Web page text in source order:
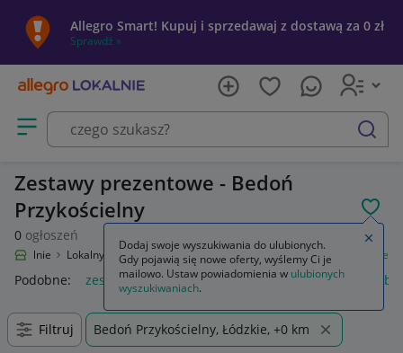
Allegro Smart! Kupuj i sprzedawaj z dostawą za 0 zł
Sprawdź »
Otwórz menu z kategoriami
szukaj
Zestawy prezentowe - Bedoń
Przykościelny
0 ogłoszeń
Lokalnie Lokalny Ryneczek Produkty spożywcze Zestawy prezentowe
Podobne: zestawy prezentowe zestawy prezentowe dla
Filtruj Bedoń Przykościelny, Łódzkie, +0 km
Dodaj swoje wyszukiwania do ulubionych.
Gdy pojawią się nowe oferty, wyślemy Ci je
mailowo. Ustaw powiadomienia w ulubionych
wyszukiwaniach.